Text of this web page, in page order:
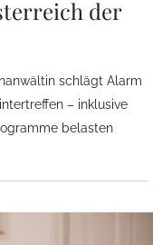
der
schlägt Alarm
– inklusive
belasten